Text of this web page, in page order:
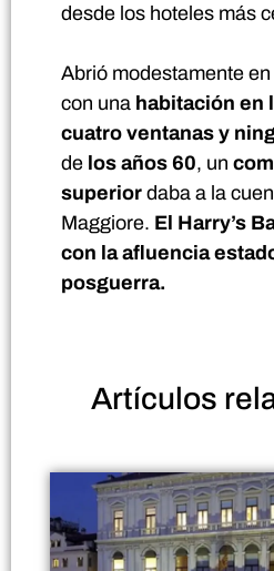
desde los hoteles más
Abrió modestamente en
con una habitación en
cuatro ventanas y
de los años 60, un
superior daba a la
Maggiore. El Harry’s
con la afluencia
posguerra.
Artículos